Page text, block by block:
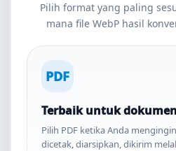
Pilih format yang paling
mana file WebP hasil
PDF
Terbaik untuk dokumen
Pilih PDF ketika Anda
dicetak, diarsipkan, dikirim